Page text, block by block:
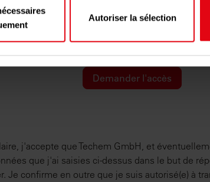
(empreintes digitales).
plus sur le traitement de vos données
permettent de personnaliser le contenu et les
Autoriser la sélection
Vérification Anti-Robot
Friendly
Demander l'accès
j'accepte que Techem GmbH, et
que j'ai saisies ci-dessus dans le but de
Je confirme en outre que je suis autorisé(e) à